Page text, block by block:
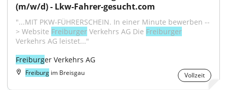
(m/w/d) - Lkw-Fahrer-gesucht.com
"...MIT PKW-FÜHRERSCHEIN. In einer Minute bewerben --
> Website Freiburger Verkehrs AG Die Freiburger
Verkehrs AG leistet..."
Freiburger Verkehrs AG
Freiburg im Breisgau Vollzeit